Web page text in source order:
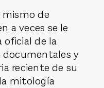
mismo de
a veces se le
oficial de la
documentales y
reciente de su
mitología